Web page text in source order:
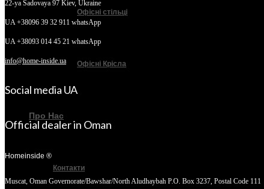
Офісні стільці
Офісні Крісла
Про Нас
Контакти
22-ya Sadovaya 97 Kiev, Ukraine
UA +38096 39 32 911 whatsApp
UA +38093 014 45 21 whatsApp
info@home-inside.ua
Social media UA
Official dealer in Oman
Homeinside ®
Muscat, Oman Governorate/Bawshar/North Aludhaybah P.O. Box 3237, Postal Code 111